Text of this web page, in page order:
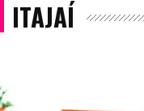
ITAJAÍ